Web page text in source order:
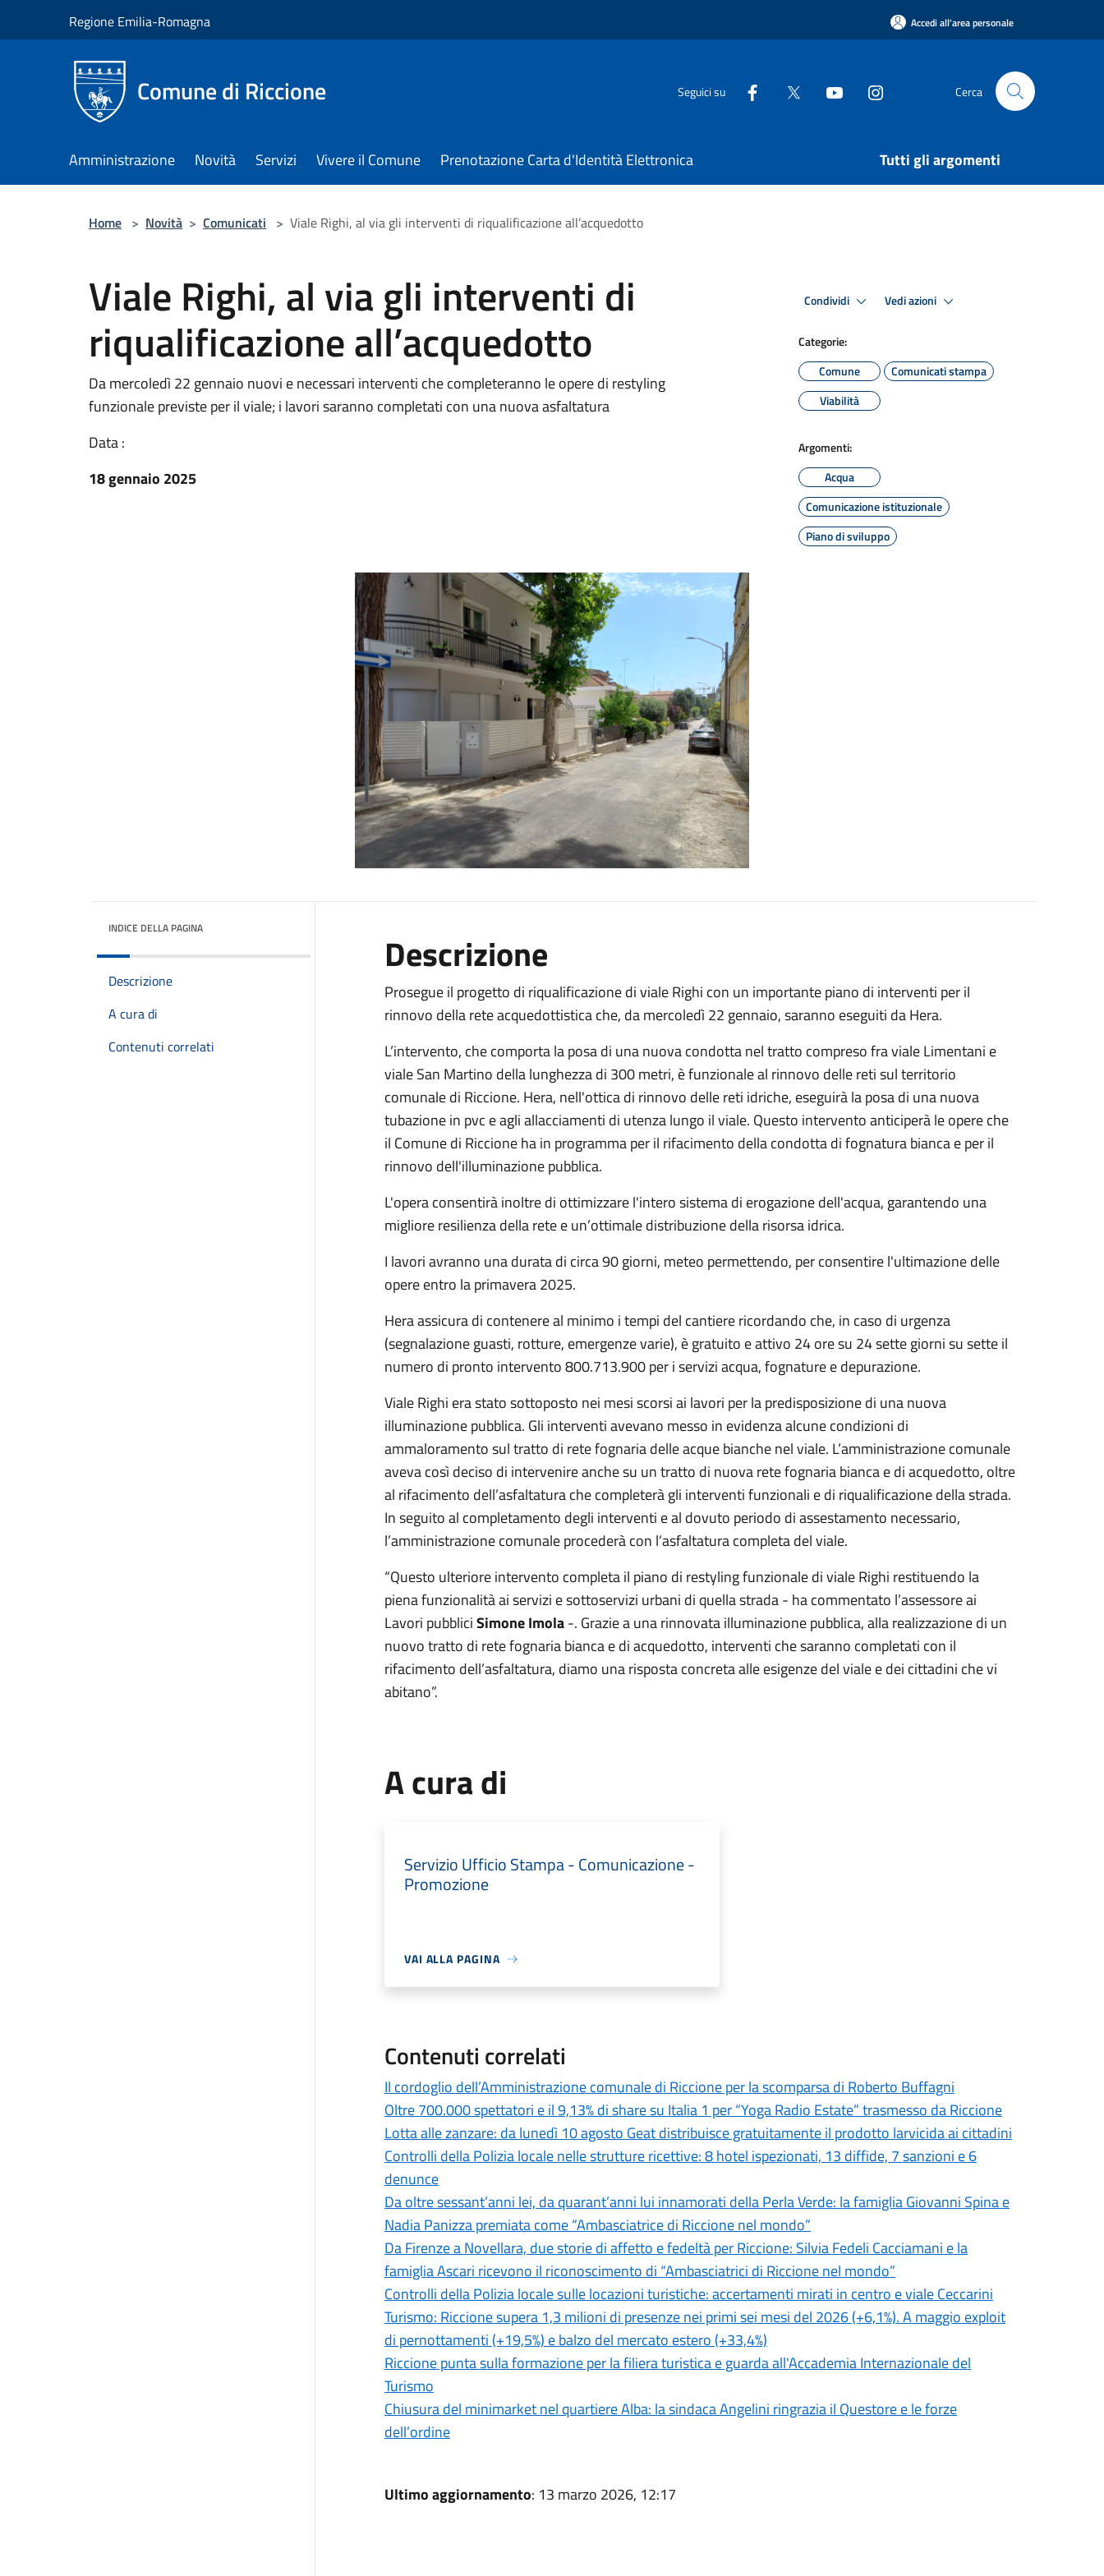
Regione Emilia-Romagna Accedi all'area personale
Comune di Riccione Seguici su Cerca
Amministrazione Novità Servizi Vivere il Comune Prenotazione Carta d'Identità Elettronica Tutti gli argomenti
Home > Novità > Comunicati > Viale Righi, al via gli interventi di riqualificazione all’acquedotto
Viale Righi, al via gli interventi di
riqualificazione all’acquedotto
Da mercoledì 22 gennaio nuovi e necessari interventi che completeranno le opere di restyling
funzionale previste per il viale; i lavori saranno completati con una nuova asfaltatura
Data :
18 gennaio 2025
Condividi Vedi azioni
Categorie:
Comune
Comunicati stampa
Viabilità
Argomenti:
Acqua
Comunicazione istituzionale
Piano di sviluppo
INDICE DELLA PAGINA
Descrizione
A cura di
Contenuti correlati
Descrizione
Prosegue il progetto di riqualificazione di viale Righi con un importante piano di interventi per il
rinnovo della rete acquedottistica che, da mercoledì 22 gennaio, saranno eseguiti da Hera.
L’intervento, che comporta la posa di una nuova condotta nel tratto compreso fra viale Limentani e
viale San Martino della lunghezza di 300 metri, è funzionale al rinnovo delle reti sul territorio
comunale di Riccione. Hera, nell'ottica di rinnovo delle reti idriche, eseguirà la posa di una nuova
tubazione in pvc e agli allacciamenti di utenza lungo il viale. Questo intervento anticiperà le opere che
il Comune di Riccione ha in programma per il rifacimento della condotta di fognatura bianca e per il
rinnovo dell'illuminazione pubblica.
L'opera consentirà inoltre di ottimizzare l'intero sistema di erogazione dell'acqua, garantendo una
migliore resilienza della rete e un’ottimale distribuzione della risorsa idrica.
I lavori avranno una durata di circa 90 giorni, meteo permettendo, per consentire l'ultimazione delle
opere entro la primavera 2025.
Hera assicura di contenere al minimo i tempi del cantiere ricordando che, in caso di urgenza
(segnalazione guasti, rotture, emergenze varie), è gratuito e attivo 24 ore su 24 sette giorni su sette il
numero di pronto intervento 800.713.900 per i servizi acqua, fognature e depurazione.
Viale Righi era stato sottoposto nei mesi scorsi ai lavori per la predisposizione di una nuova
illuminazione pubblica. Gli interventi avevano messo in evidenza alcune condizioni di
ammaloramento sul tratto di rete fognaria delle acque bianche nel viale. L’amministrazione comunale
aveva così deciso di intervenire anche su un tratto di nuova rete fognaria bianca e di acquedotto, oltre
al rifacimento dell’asfaltatura che completerà gli interventi funzionali e di riqualificazione della strada.
In seguito al completamento degli interventi e al dovuto periodo di assestamento necessario,
l’amministrazione comunale procederà con l’asfaltatura completa del viale.
“Questo ulteriore intervento completa il piano di restyling funzionale di viale Righi restituendo la
piena funzionalità ai servizi e sottoservizi urbani di quella strada - ha commentato l’assessore ai
Lavori pubbliciSimone Imola-. Graziea una rinnovata illuminazione pubblica, alla realizzazione di un
nuovo tratto di rete fognaria bianca e di acquedotto, interventi che saranno completati con il
rifacimento dell’asfaltatura, diamo una risposta concreta alle esigenze del viale e dei cittadini che vi
abitano”.
A cura di
Servizio Ufficio Stampa - Comunicazione -
Promozione
VAI ALLA PAGINA
Contenuti correlati
Il cordoglio dell’Amministrazione comunale di Riccione per la scomparsa di Roberto Buffagni
Oltre 700.000 spettatori e il 9,13% di share su Italia 1 per “Yoga Radio Estate” trasmesso da Riccione
Lotta alle zanzare: da lunedì 10 agosto Geat distribuisce gratuitamente il prodotto larvicida ai cittadini
Controlli della Polizia locale nelle strutture ricettive: 8 hotel ispezionati, 13 diffide, 7 sanzioni e 6
denunce
Da oltre sessant’anni lei, da quarant’anni lui innamorati della Perla Verde: la famiglia Giovanni Spina e
Nadia Panizza premiata come “Ambasciatrice di Riccione nel mondo”
Da Firenze a Novellara, due storie di affetto e fedeltà per Riccione: Silvia Fedeli Cacciamani e la
famiglia Ascari ricevono il riconoscimento di “Ambasciatrici di Riccione nel mondo”
Controlli della Polizia locale sulle locazioni turistiche: accertamenti mirati in centro e viale Ceccarini
Turismo: Riccione supera 1,3 milioni di presenze nei primi sei mesi del 2026 (+6,1%). A maggio exploit
di pernottamenti (+19,5%) e balzo del mercato estero (+33,4%)
Riccione punta sulla formazione per la filiera turistica e guarda all'Accademia Internazionale del
Turismo
Chiusura del minimarket nel quartiere Alba: la sindaca Angelini ringrazia il Questore e le forze
dell’ordine
Ultimo aggiornamento: 13 marzo 2026, 12:17